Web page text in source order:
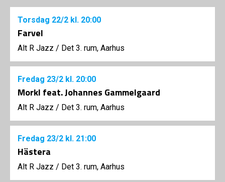
Torsdag 22/2 kl. 20:00
Farvel
Alt R Jazz / Det 3. rum, Aarhus
Fredag 23/2 kl. 20:00
Morkl feat. Johannes Gammelgaard
Alt R Jazz / Det 3. rum, Aarhus
Fredag 23/2 kl. 21:00
Hästera
Alt R Jazz / Det 3. rum, Aarhus